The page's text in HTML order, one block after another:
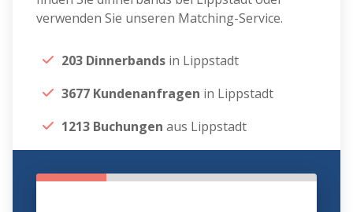
verwenden Sie unseren Matching-Service.
203 Dinnerbands in Lippstadt
3677 Kundenanfragen in Lippstadt
1213 Buchungen aus Lippstadt